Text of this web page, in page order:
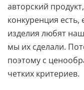
авторский
конкуренция
изделия любят
мы их сделали.
поэтому с
четких критериев.